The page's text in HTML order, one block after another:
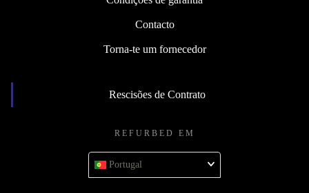
Contacto
Torna-te um fornecedor
Rescisões de Contrato
REFURBED EM
Portugal